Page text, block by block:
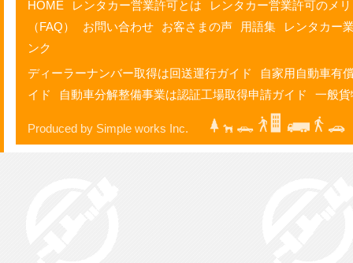
HOME レンタカー営業許可とは
レンタカー営業許可のメ
（FAQ）
お問い合わせ お客さまの声 用語集
レンタカー
ンク
ディーラーナンバー取得は回送運行ガイド
自家用自動車有
イド
自動車分解整備事業は認証工場取得申請ガイド 一般
Produced by Simple works Inc.